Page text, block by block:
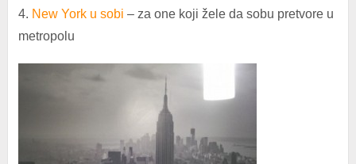
4. New York u sobi – za one koji žele da sobu pretvore u
metropolu